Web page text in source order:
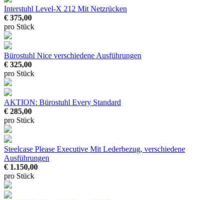
Interstuhl Level-X 212 Mit Netzrücken
€ 375,00
pro Stück
Bürostuhl Nice verschiedene Ausführungen
€ 325,00
pro Stück
AKTION: Bürostuhl Every Standard
€ 285,00
pro Stück
Steelcase Please Executive Mit Lederbezug, verschiedene
Ausführungen
€ 1.150,00
pro Stück